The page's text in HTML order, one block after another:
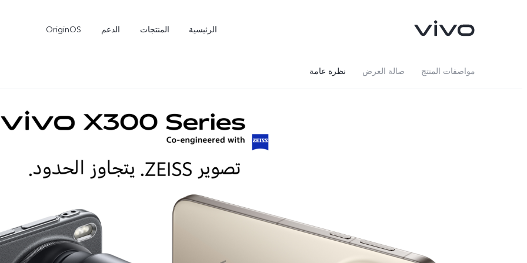
الرئيسية المنتجات الدعم OriginOS
نظرة عامة صالة العرض مواصفات المنتج